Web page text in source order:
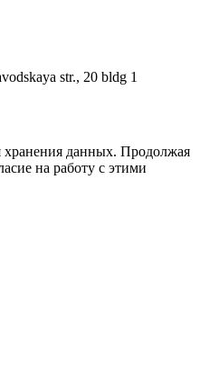
str., 20 bldg 1
хранения данных. Продолжая
на работу с этими